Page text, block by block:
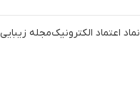
نماد اعتماد الکترونیکمجله زیبایی